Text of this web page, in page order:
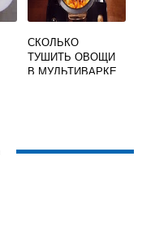
СКОЛЬКО
ТУШИТЬ ОВОЩИ
В МУЛЬТИВАРКЕ